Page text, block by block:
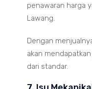
penawaran harga
Lawang.
Dengan
akan
dari standar.